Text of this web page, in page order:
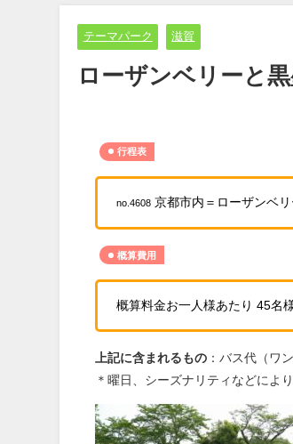
テーマパーク 滋賀
ローザンベリーと
行程表
no.4608 京都市内＝ローザンベ
概算費用
概算料金お一人様あたり 45名
上記に含まれるもの ：バス代（ワ
＊曜日、シーズナリティなどによ